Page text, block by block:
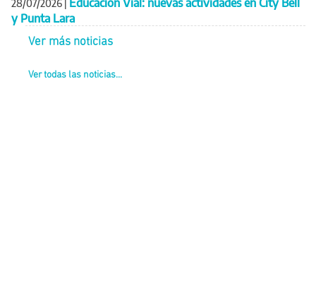
28/07/2026
y Punta Lara
Ver más noticias
Ver todas las noticias...